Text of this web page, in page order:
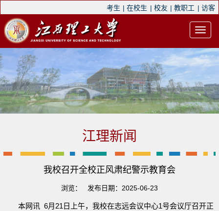
考生 | 在校生 | 校友 | 教职工 | 访客
江理新闻
我校召开全校正风肃纪警示教育会
浏览： 发布日期：2025-06-23
本网讯 6月21日上午，我校在志远会议中心1号会议厅召开正